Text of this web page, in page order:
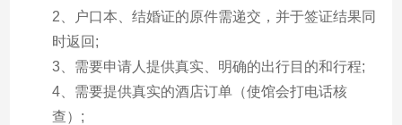
2、户口本、结婚证的原件需递交，并于签证结果同
时返回;
3、需要申请人提供真实、明确的出行目的和行程;
4、需要提供真实的酒店订单（使馆会打电话核
查）;